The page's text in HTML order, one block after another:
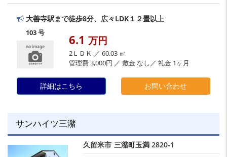
大善寺駅まで徒歩8分、広々LDK１２畳以上
103 号 6.1 万円
2ＬＤＫ ／ 60.03 ㎡
管理費 3,000円 ／ 敷金 なし／ 礼金 1ヶ月
詳細はこちら お問い合わせ
サンハイツ三潴
久留米市 三潴町玉満2820-1